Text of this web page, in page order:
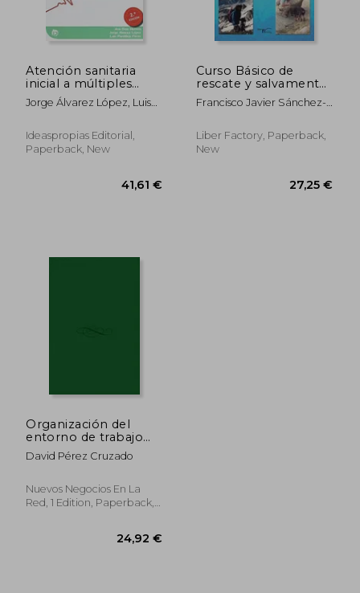
27,25 € 24,92
Atención sanitaria
inicial a múltiples
víctimas (2ª Edición):
Soporte vital y
emergencias
colectivas (Sanidad)
Jorge Álvarez López, Luis
Herrero
Ideaspropias Editorial,
Paperback, New
Curso Básico de
rescate y salvamento
canino: Método
MEDCART
Francisco Javier Sánchez-
Liber Factory, Paperback,
New
Organización del
entorno de trabajo
en transporte
sanitario (UF0679)
David Pérez Cruzado
Nuevos Negocios En La
Red, 1 Edition, Paperback,